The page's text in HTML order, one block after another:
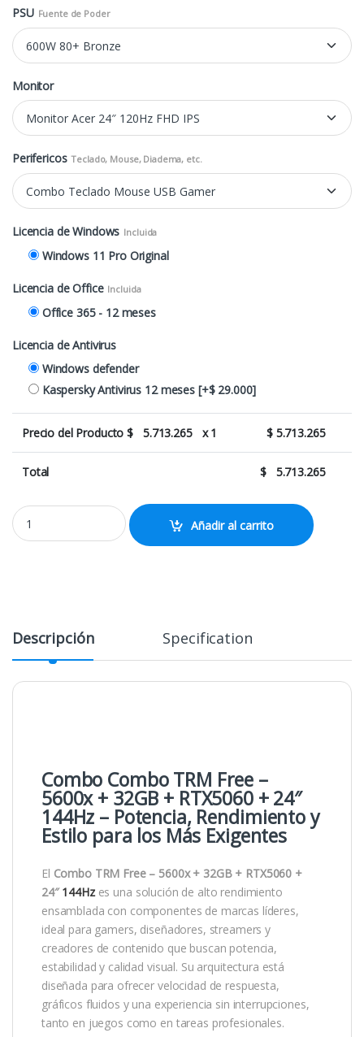
PSU Fuente de Poder
Monitor
Perifericos Teclado, Mouse, Diadema, etc.
Licencia de Windows Incluida
Windows 11 Pro Original
Licencia de Office Incluida
Office 365 - 12 meses
Licencia de Antivirus
Windows defender
Kaspersky Antivirus 12 meses [+$ 29.000]
Precio del Producto $ 5.713.265 x 1 $ 5.713.265
Total $ 5.713.265
Combo TRM Free - 5600x + 32GB + RTX5060 + 24" quantity
Añadir al carrito
Descripción Specification
Combo Combo TRM Free –
5600x + 32GB + RTX5060 + 24″
144Hz – Potencia, Rendimiento y
Estilo para los Más Exigentes
El Combo TRM Free – 5600x + 32GB + RTX5060 +
24″144Hzes una solución de alto rendimiento
ensamblada con componentes de marcas líderes,
ideal para gamers, diseñadores, streamers y
creadores de contenido que buscan potencia,
estabilidad y calidad visual. Su arquitectura está
diseñada para ofrecer velocidad de respuesta,
gráficos fluidos y una experiencia sin interrupciones,
tanto en juegos como en tareas profesionales.